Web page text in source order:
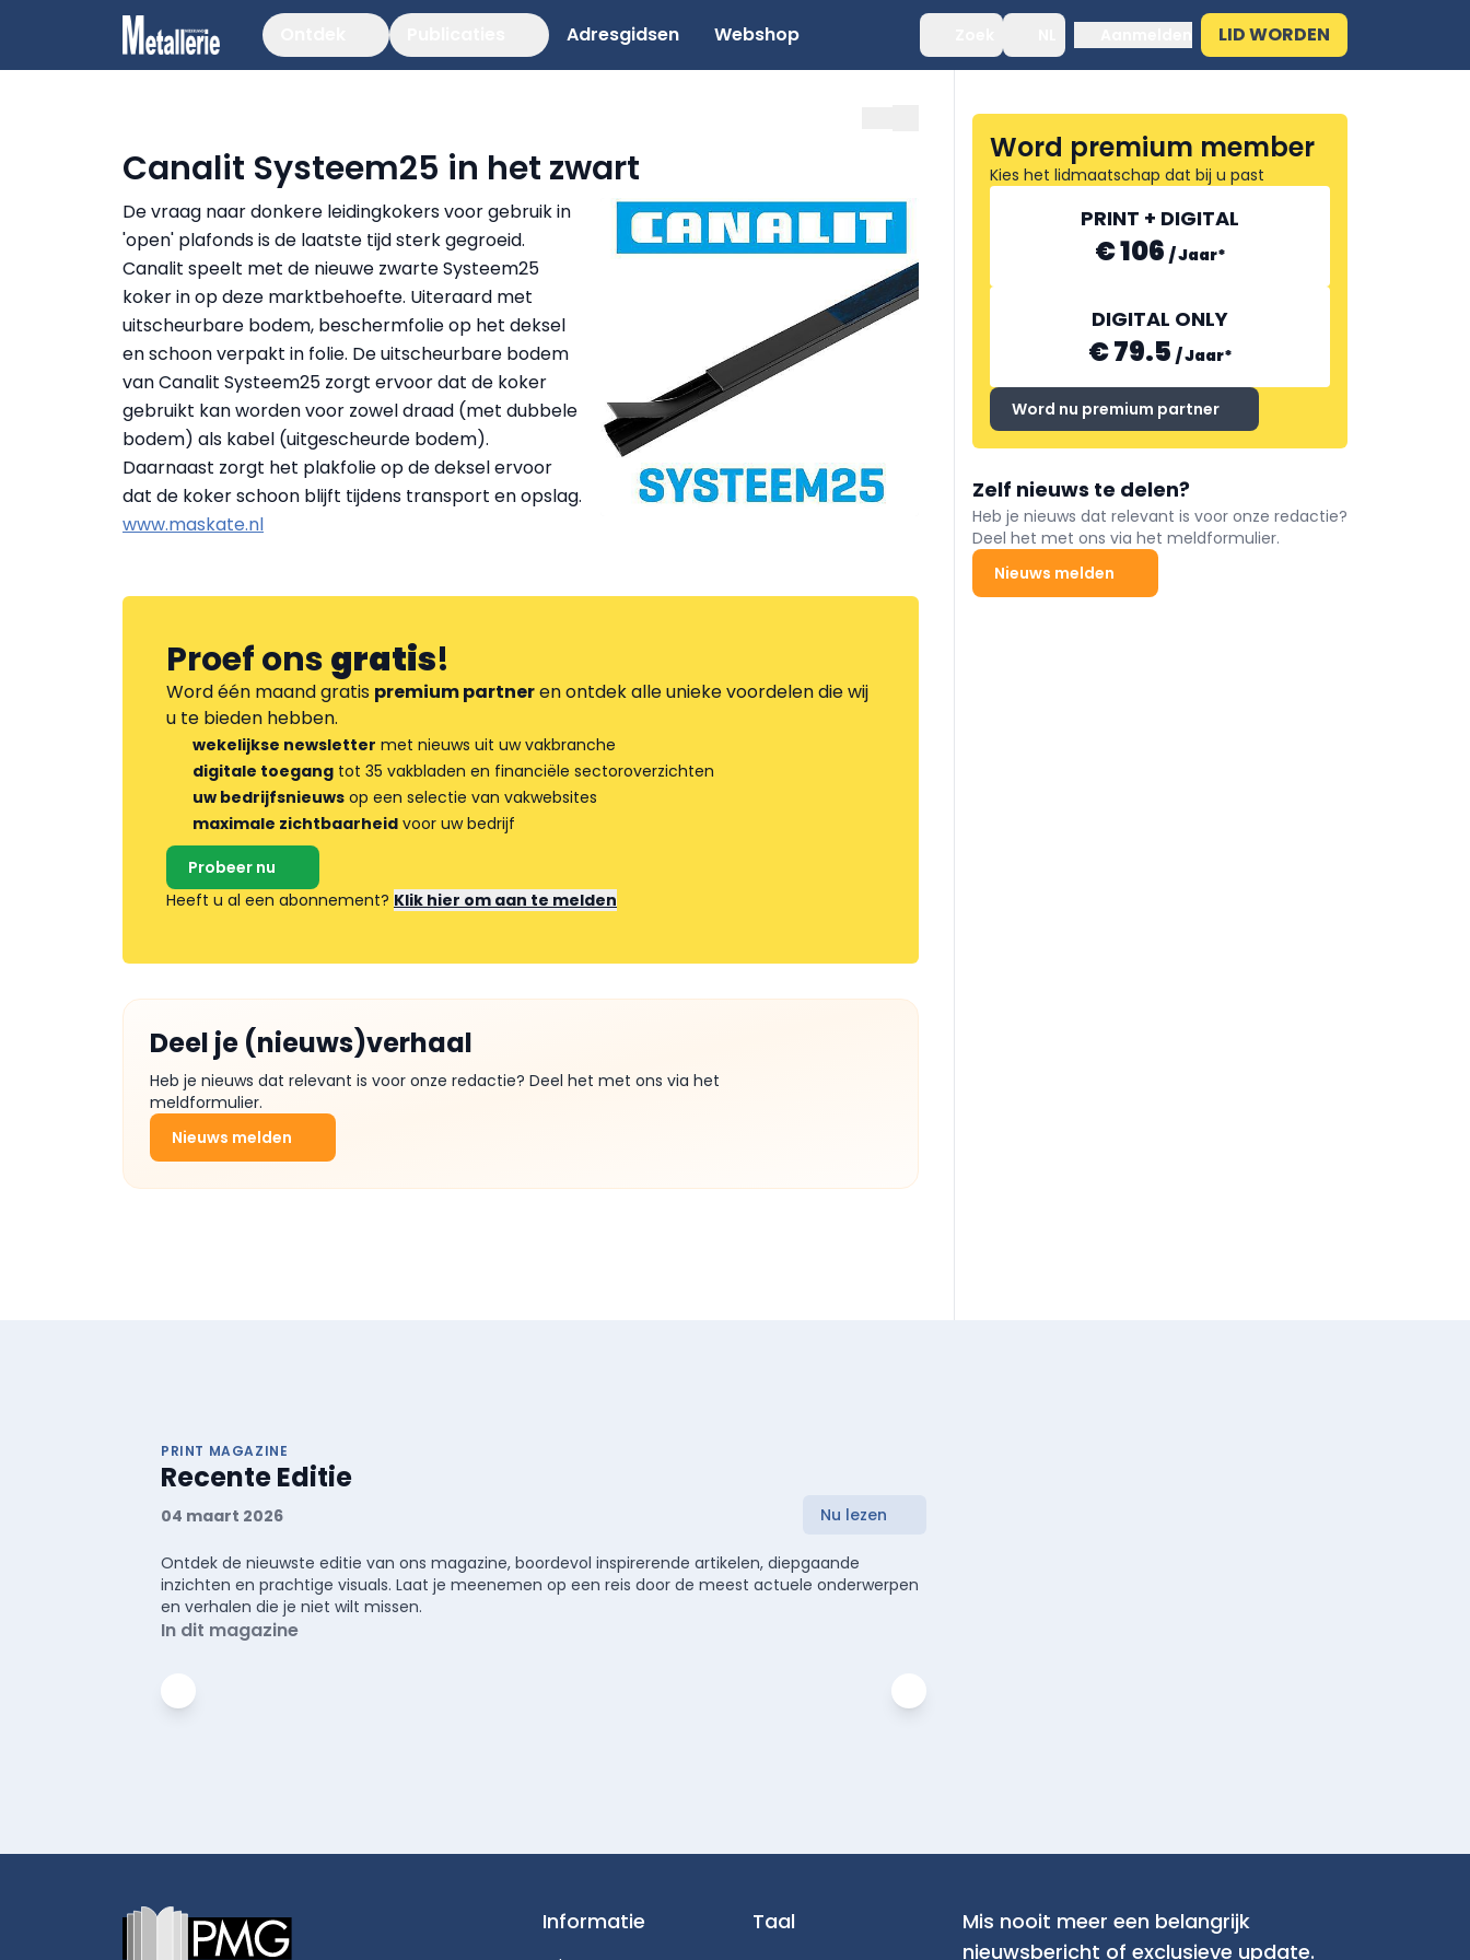
Adresgidsen Webshop LID WORDEN
Canalit Systeem25 in het zwart
De vraag naar donkere leidingkokers voor gebruik in
'open' plafonds is de laatste tijd sterk gegroeid.
Canalit speelt met de nieuwe zwarte Systeem25
koker in op deze marktbehoefte. Uiteraard met
uitscheurbare bodem, beschermfolie op het deksel
en schoon verpakt in folie. De uitscheurbare bodem
van Canalit Systeem25 zorgt ervoor dat de koker
gebruikt kan worden voor zowel draad (met dubbele
bodem) als kabel (uitgescheurde bodem).
Daarnaast zorgt het plakfolie op de deksel ervoor
dat de koker schoon blijft tijdens transport en opslag.
www.maskate.nl
Proef onsgratis!
Word één maand gratis premium partneren ontdek alle unieke voordelen die wij
u te bieden hebben.
wekelijkse newsletter met nieuws uit uw vakbranche
digitale toegang tot 35 vakbladen en financiële sectoroverzichten
uw bedrijfsnieuws op een selectie van vakwebsites
maximale zichtbaarheid voor uw bedrijf
Probeer nu
Heeft u al een abonnement? Klik hier om aan te melden
Deel je (nieuws)verhaal
Heb je nieuws dat relevant is voor onze redactie? Deel het met ons via het
meldformulier.
Nieuws melden
Word premium member
Kies het lidmaatschap dat bij u past
PRINT + DIGITAL
€ 106 /Jaar*
DIGITAL ONLY
€ 79.5 /Jaar*
Word nu premium partner
Zelf nieuws te delen?
Heb je nieuws dat relevant is voor onze redactie?
Deel het met ons via het meldformulier.
Nieuws melden
PRINT MAGAZINE
Recente Editie
04 maart 2026 Nu lezen
Ontdek de nieuwste editie van ons magazine, boordevol inspirerende artikelen, diepgaande
inzichten en prachtige visuals. Laat je meenemen op een reis door de meest actuele onderwerpen
en verhalen die je niet wilt missen.
In dit magazine
Informatie Taal
Mis nooit meer een belangrijk
nieuwsbericht of exclusieve update.